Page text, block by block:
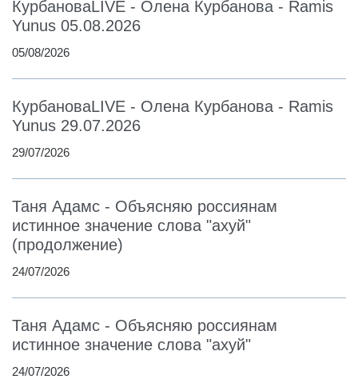
КурбановаLIVE - Олена Курбанова - Ramis
Yunus 05.08.2026
05/08/2026
КурбановаLIVE - Олена Курбанова - Ramis
Yunus 29.07.2026
29/07/2026
Таня Адамс - Объясняю россиянам
истинное значение слова "ахуй"
(продолжение)
24/07/2026
Таня Адамс - Объясняю россиянам
истинное значение слова "ахуй"
24/07/2026